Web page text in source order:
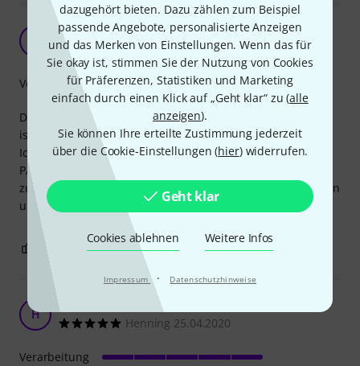
dazugehört bieten. Dazu zählen zum Beispiel
passende Angebote, personalisierte Anzeigen
und das Merken von Einstellungen. Wenn das für
Sie okay ist, stimmen Sie der Nutzung von Cookies
für Präferenzen, Statistiken und Marketing
einfach durch einen Klick auf „Geht klar“ zu (alle
anzeigen).
Sie können Ihre erteilte Zustimmung jederzeit
über die Cookie-Einstellungen (hier) widerrufen.
Geht klar
Cookies ablehnen Weitere Infos
Impressum · Datenschutzhinweise
Es kommt drauf an.
Shaunthesheep 25.09.2020
Die Kabel sind extrem weich und geschmeidig. Ob das gut
ist oder schlecht muss jeder für sich selber wissen.
Ich persönlich finde es ganz gut, da Kunden, die sich eine
PA ausleihen gerne die Kabel total verwurstet wieder
zurückgeben. So kriegt man sie etwas leichter wieder in den
ursprünglichen Zustand.
Verarbeitung
1 BEWERTUNG MELDEN
H Für DMX meine erste Wahl
Henning 25.04.2020
Verarbeitung